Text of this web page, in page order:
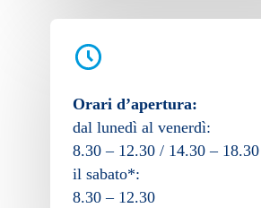
Orari d’apertura:
dal lunedì al venerdì:
8.30 – 12.30 / 14.30 – 18.30
il sabato*:
8.30 – 12.30